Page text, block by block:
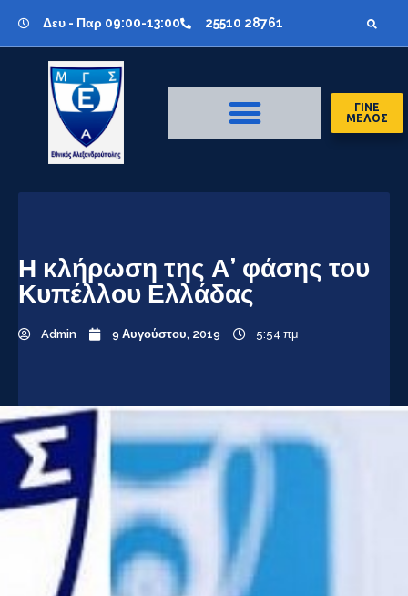
Δευ - Παρ 09:00-13:00 25510 28761
ΓΙΝΕ
ΜΕΛΟΣ
Η κλήρωση της Α’ φάσης του
Κυπέλλου Ελλάδας
Admin 9 Αυγούστου, 2019 5:54 πμ